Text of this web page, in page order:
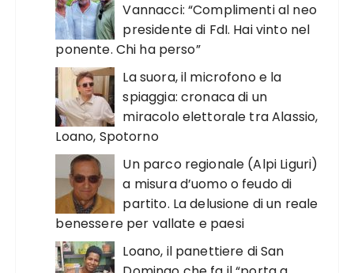
Vannacci: “Complimenti al neo
presidente di FdI. Hai vinto nel
ponente. Chi ha perso”
La suora, il microfono e la
spiaggia: cronaca di un
miracolo elettorale tra Alassio,
Loano, Spotorno
Un parco regionale (Alpi Liguri)
a misura d’uomo o feudo di
partito. La delusione di un reale
benessere per vallate e paesi
Loano, il panettiere di San